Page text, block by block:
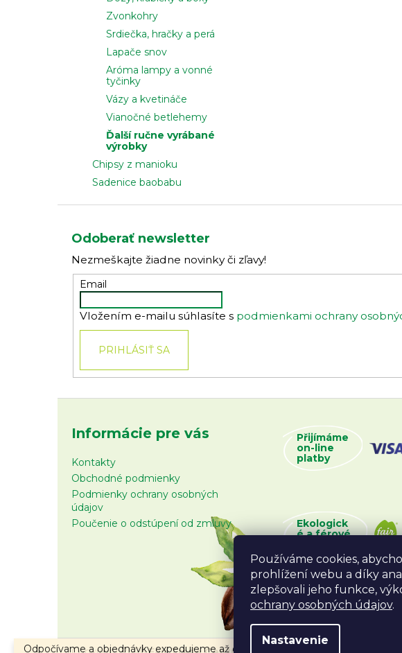
Používáme cookies,
prohlížení webu a díky
zlepšovali jeho funkce,
ochrany osobných údajov.
Nastavenie
Odpočívame a objednávky expedujeme až od 10.8.2026.
Zvonkohry
Srdiečka, hračky a perá
Lapače snov
Aróma lampy a vonné
tyčinky
Vázy a kvetináče
Vianočné betlehemy
Ďalší ručne vyrábané
výrobky
Chipsy z manioku
Sadenice baobabu
Odoberať newsletter
Nezmeškajte žiadne novinky či zľavy!
Email
Vložením e-mailu súhlasíte s podmienkami ochrany
PRIHLÁSIŤ SA
Informácie pre vás
Kontakty
Obchodné podmienky
Podmienky ochrany osobných
údajov
Poučenie o odstúpení od zmluvy
Přijímáme
on-line
platby
Ekologick
é a férové